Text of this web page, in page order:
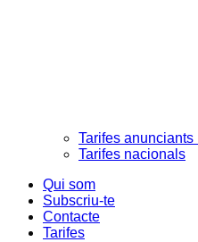
Tarifes anunciants
Tarifes nacionals
Qui som
Subscriu-te
Contacte
Tarifes